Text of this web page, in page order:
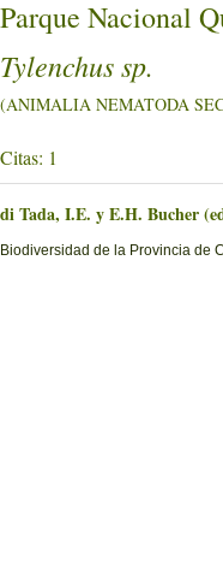
Parque Nacional
Tylenchus sp.
(ANIMALIA NEMATODA
Citas: 1
di Tada, I.E. y E.H. Bucher
Biodiversidad de la Provincia de